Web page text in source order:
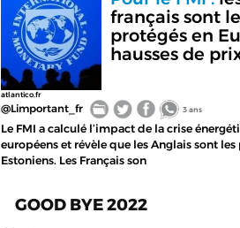
atlantico.fr
français sont
protégés en
hausses de
@Limportant_fr 3 ans
Le FMI a calculé l’impact de la crise
européens et révèle que les Anglais sont
Estoniens. Les Français son
GOOD BYE 2022